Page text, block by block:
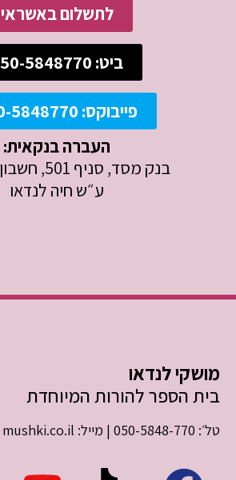
לתשלום באשראי
ביט: 050-5848770
פייבוקס: 050-5848770
העברה בנקאית:
בנק מסד, סניף 501, חשבון 296360
ע״ש חיה לנדאו
מושקי לנדאו
בית הספר להורות המיוחדת
טל׳: 050-5848-770 | מייל: office @ mushki.co.il